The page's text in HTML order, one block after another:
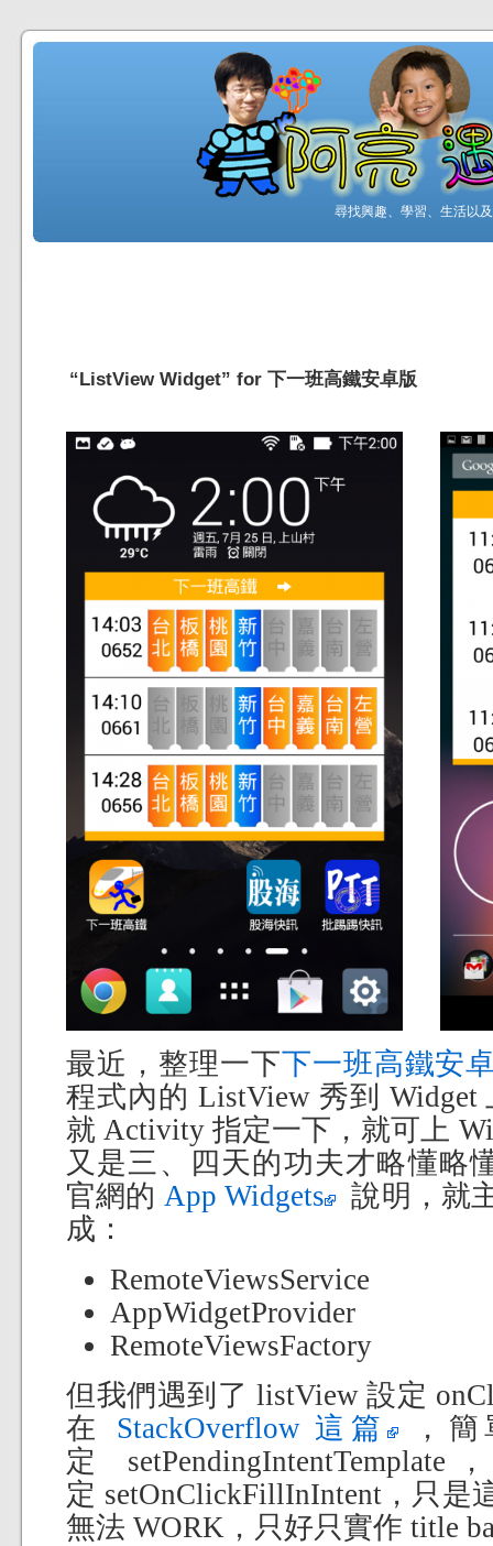
尋找興趣、學習、生活以
“ListView Widget” for 下一班高鐵安卓版
最近，整理一下下一班高鐵安
程式內的 ListView 秀到
就 Activity 指定一下，就可上
又是三、四天的功夫才略懂略
官網的 App Widgets
說明，就
成：
RemoteViewsService
AppWidgetProvider
RemoteViewsFactory
但我們遇到了 listView 設定
在 StackOverflow 這篇 ，簡
定
定 setOnClickFillInIntent，只是
無法 WORK，只好只實作 title